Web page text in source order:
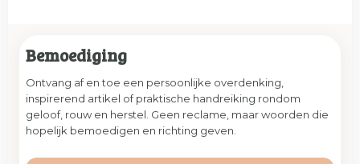
Bemoediging
Ontvang af en toe een persoonlijke overdenking,
inspirerend artikel of praktische handreiking rondom
geloof, rouw en herstel. Geen reclame, maar woorden die
hopelijk bemoedigen en richting geven.